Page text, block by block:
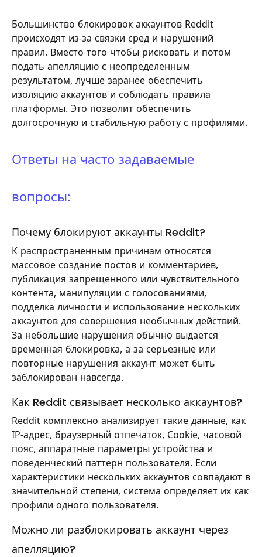
Большинство блокировок аккаунтов Reddit
происходят из-за связки сред и нарушений
правил. Вместо того чтобы рисковать и потом
подать апелляцию с неопределенным
результатом, лучше заранее обеспечить
изоляцию аккаунтов и соблюдать правила
платформы. Это позволит обеспечить
долгосрочную и стабильную работу с профилями.
Ответы на часто задаваемые
вопросы:
Почему блокируют аккаунты Reddit?
К распространенным причинам относятся
массовое создание постов и комментариев,
публикация запрещенного или чувствительного
контента, манипуляции с голосованиями,
подделка личности и использование нескольких
аккаунтов для совершения необычных действий.
За небольшие нарушения обычно выдается
временная блокировка, а за серьезные или
повторные нарушения аккаунт может быть
заблокирован навсегда.
Как Reddit связывает несколько аккаунтов?
Reddit комплексно анализирует такие данные, как
IP-адрес, браузерный отпечаток, Cookie, часовой
пояс, аппаратные параметры устройства и
поведенческий паттерн пользователя. Если
характеристики нескольких аккаунтов совпадают в
значительной степени, система определяет их как
профили одного пользователя.
Можно ли разблокировать аккаунт через
апелляцию?